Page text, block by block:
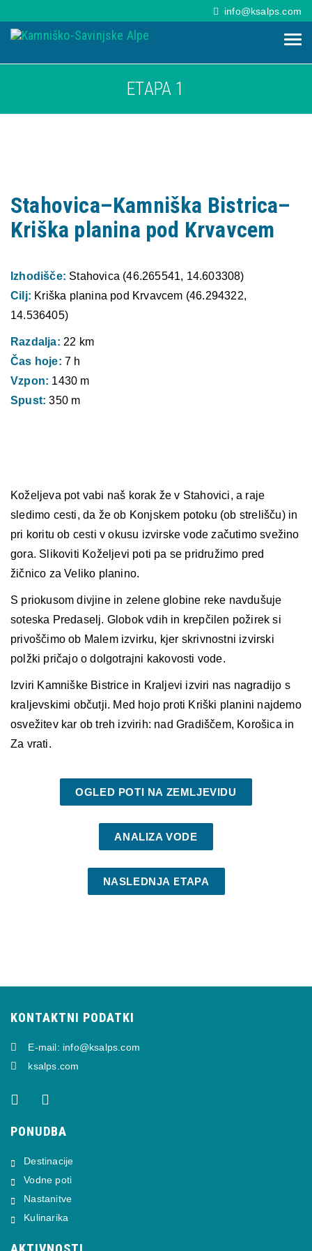
info@ksalps.com
ETAPA 1
Stahovica–Kamniška Bistrica–
Kriška planina pod Krvavcem
Izhodišče: Stahovica (46.265541, 14.603308)
Cilj: Kriška planina pod Krvavcem (46.294322,
14.536405)
Razdalja: 22 km
Čas hoje: 7 h
Vzpon: 1430 m
Spust: 350 m
Koželjeva pot vabi naš korak že v Stahovici, a raje
sledimo cesti, da že ob Konjskem potoku (ob strelišču) in
pri koritu ob cesti v okusu izvirske vode začutimo svežino
gora. Slikoviti Koželjevi poti pa se pridružimo pred
žičnico za Veliko planino.
S priokusom divjine in zelene globine reke navdušuje
soteska Predaselj. Globok vdih in krepčilen požirek si
privoščimo ob Malem izvirku, kjer skrivnostni izvirski
polžki pričajo o dolgotrajni kakovosti vode.
Izviri Kamniške Bistricein Kraljevi izviri nas nagradijo s
kraljevskimi občutji. Med hojo proti Kriški planini najdemo
osvežitev kar ob treh izvirih: nad Gradiščem, Korošica in
Za vrati.
OGLED POTI NA ZEMLJEVIDU
ANALIZA VODE
NASLEDNJA ETAPA
KONTAKTNI PODATKI
E-mail: info@ksalps.com
ksalps.com
PONUDBA
Destinacije
Vodne poti
Nastanitve
Kulinarika